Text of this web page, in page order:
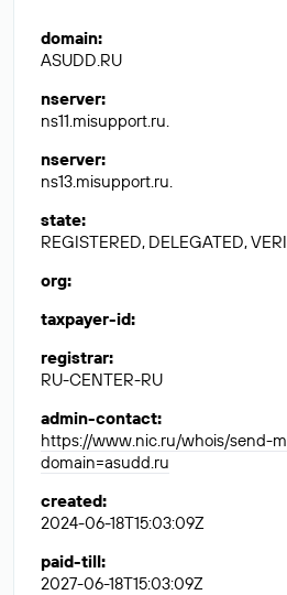
domain:
ASUDD.RU
nserver:
ns11.misupport.ru.
nserver:
ns13.misupport.ru.
state:
REGISTERED, DELEGATED,
org:
taxpayer-id:
registrar:
RU-CENTER-RU
admin-contact:
https://www.nic.ru/whois/send-
domain=asudd.ru
created:
2024-06-18T15:03:09Z
paid-till:
2027-06-18T15:03:09Z